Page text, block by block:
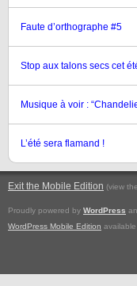
Faute d’orthographe #5
Stop aux talons secs cet
Musique à voir :
L’été sera flamand !
Exit the Mobile Edition (view
Proudly powered by WordPress
WordPress Mobile Edition available